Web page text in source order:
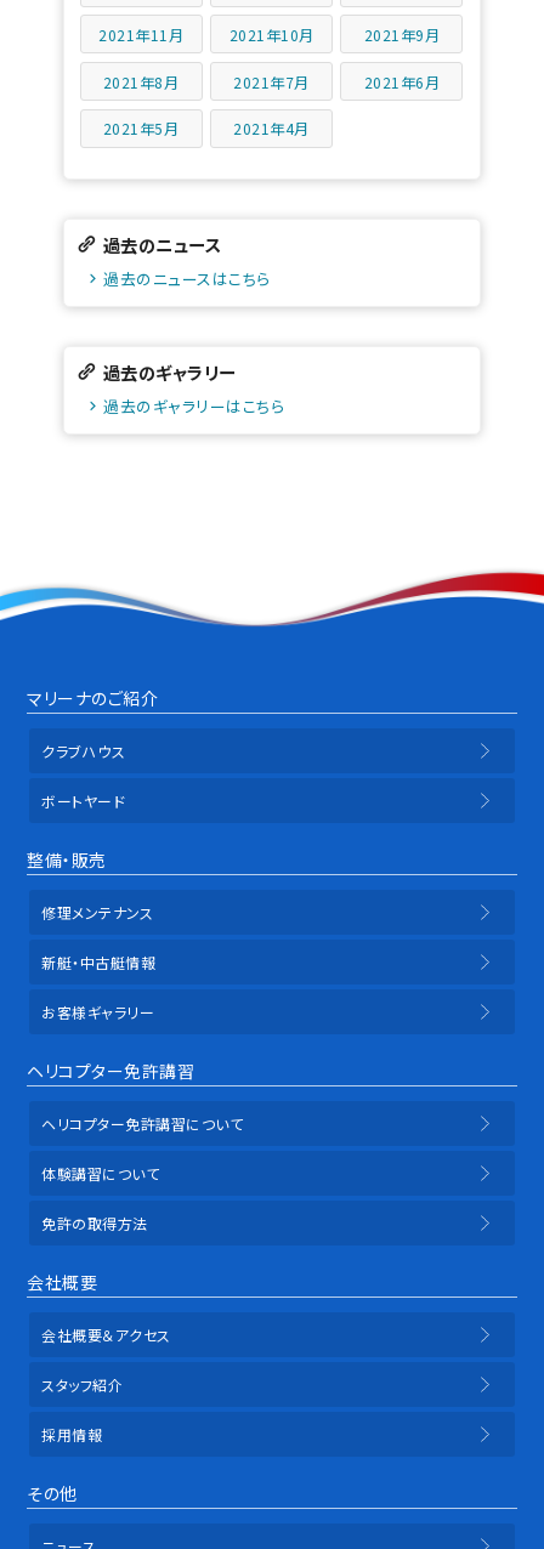
2021年11月 2021年10月 2021年9月
2021年8月 2021年7月 2021年6月
2021年5月 2021年4月
過去のニュース
過去のニュースはこちら
過去のギャラリー
過去のギャラリーはこちら
マリーナのご紹介
クラブハウス
ボートヤード
整備・販売
修理メンテナンス
新艇・中古艇情報
お客様ギャラリー
ヘリコプター免許講習
ヘリコプター免許講習について
体験講習について
免許の取得方法
会社概要
会社概要＆アクセス
スタッフ紹介
採用情報
その他